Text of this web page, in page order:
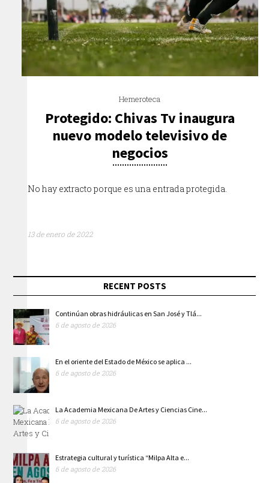
Hemeroteca
Protegido: Chivas Tv inaugura
nuevo modelo televisivo de
negocios
No hay extracto porque es una entrada protegida.
13 de enero de 2022
RECENT POSTS
Continúan obras hidráulicas en San José y Tlá...
6 de agosto de 2026
En el oriente del Estado de México se aplica ...
6 de agosto de 2026
La Academia Mexicana De Artes y Ciencias Cine...
6 de agosto de 2026
Estrategia cultural y turística “Milpa Alta e...
6 de agosto de 2026